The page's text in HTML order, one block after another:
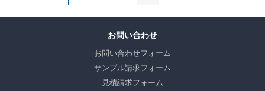
お問い合わせ
お問い合わせフォーム
サンプル請求フォーム
見積請求フォーム